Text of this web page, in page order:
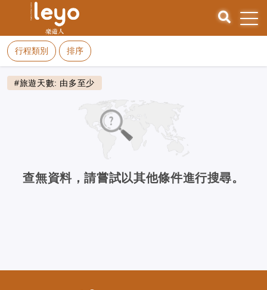
行程類別 排序
#旅遊天數: 由多至少
查無資料，請嘗試以其他條件進行搜尋。